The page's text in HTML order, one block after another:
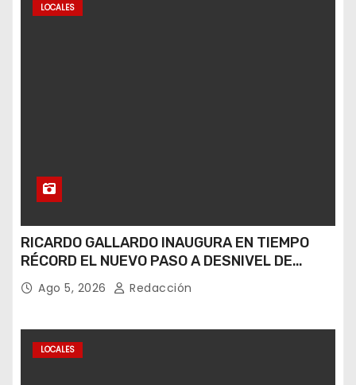
LOCALES
RICARDO GALLARDO INAUGURA EN TIEMPO
RÉCORD EL NUEVO PASO A DESNIVEL DE
CIRCUITO POTOSÍ
Ago 5, 2026 Redacción
LOCALES